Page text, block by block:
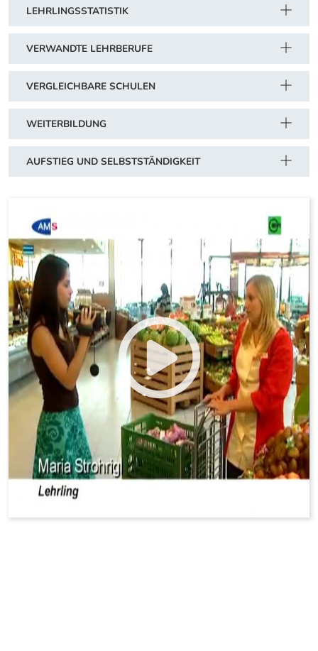
LEHRLINGSSTATISTIK
VERWANDTE LEHRBERUFE
VERGLEICHBARE SCHULEN
WEITERBILDUNG
AUFSTIEG UND SELBSTSTÄNDIGKEIT